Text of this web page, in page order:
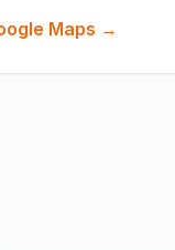
Maps →